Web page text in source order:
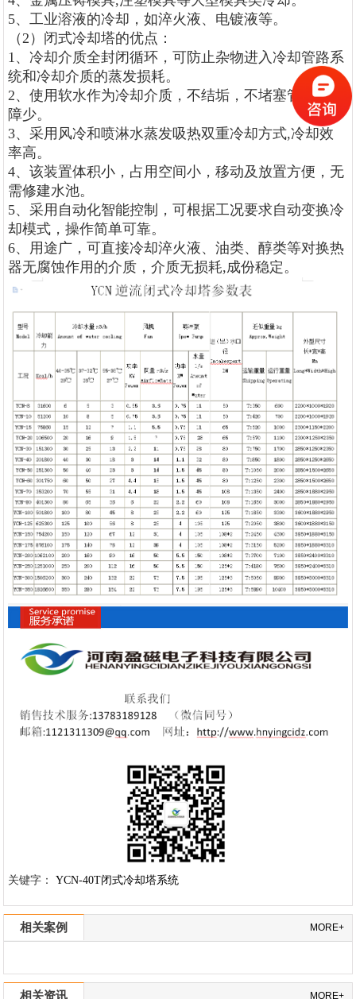
5、工业溶液的冷却，如淬火液、电镀液等。
（ 2 ）闭式冷却塔的优点：
1 、冷却介质全封闭循环，可防止杂物进入冷却管路系
统和冷却介质的蒸发损耗。
2、使用软水作为冷却介质，不结垢，不堵塞管路，故
障少。
3、采用风冷和喷淋水蒸发吸热双重冷却方式,冷却效
率高。
4、该装置体积小，占用空间小，移动及放置方便，无
需修建水池。
5、采用自动化智能控制，可根据工况要求自动变换冷
却模式，操作简单可靠。
6、用途广，可直接冷却淬火液、油类、醇类等对换热
器无腐蚀作用的介质，介质无损耗, 成份稳定。
关键字： YCN-40T闭式冷却塔系统
MORE+
相关案例
MORE+
相关资讯